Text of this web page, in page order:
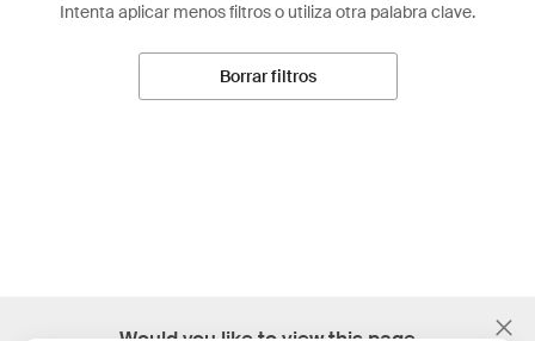
Intenta aplicar menos filtros o utiliza otra palabra clave.
Borrar filtros